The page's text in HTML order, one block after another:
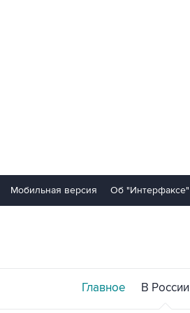
Мобильная версия Об "Интерфаксе"
Главное В России